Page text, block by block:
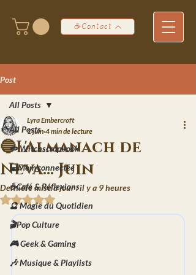
☕Contact
Post
All Posts
✏️ Witchscrapbook
💻Mom'connectée
☕Café & Réflexions
🔮 Magie du Quotidien
🎬Pop Culture
🎮 Geek & Gaming
🎶 Musique & Playlists
All Posts
🔵L'Almanach de
Neva... Juin
Lyra Embercroft
1 juin 4 min de lecture
Dernière mise à jour :il y a 9 heures
Noté NaN étoiles sur 5.